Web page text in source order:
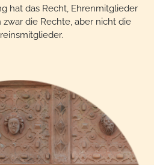
hat das Recht, Ehrenmitglieder
die Rechte, aber nicht die